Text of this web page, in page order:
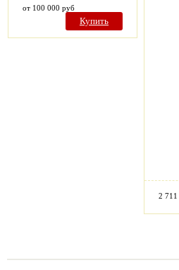
от 100 000 руб
Купить
2 711